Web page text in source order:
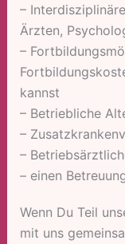
–
Ärzten,
–
kannst
– Betriebliche
–
–
– einen
Wenn Du Teil
mit uns